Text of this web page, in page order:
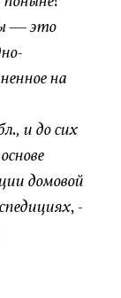
— это
на
и до сих
домовой
, -